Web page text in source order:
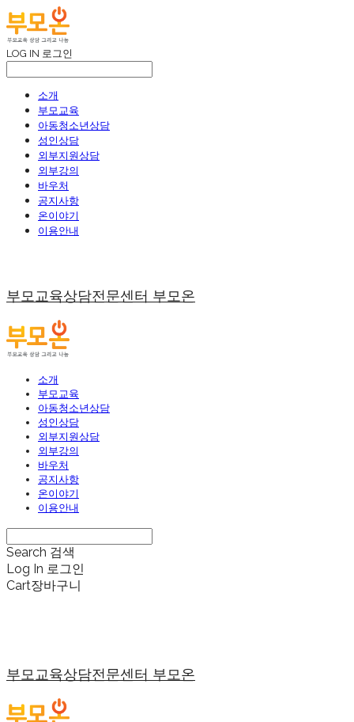
LOG IN 로그인
소개
부모교육
아동청소년상담
성인상담
외부지원상담
외부강의
바우처
공지사항
온이야기
이용안내
부모교육상담전문센터 부모온
소개
부모교육
아동청소년상담
성인상담
외부지원상담
외부강의
바우처
공지사항
온이야기
이용안내
Search 검색
Log In 로그인
Cart장바구니
부모교육상담전문센터 부모온